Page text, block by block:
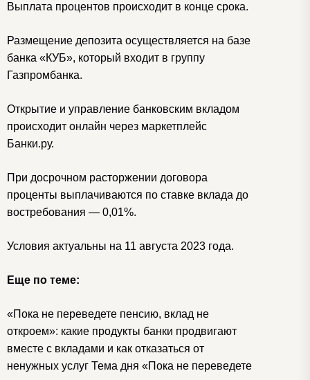
Выплата процентов происходит в конце срока.
Размещение депозита осуществляется на базе
банка «КУБ», который входит в группу
Газпромбанка.
Открытие и управление банковским вкладом
происходит онлайн через маркетплейс
Банки.ру.
При досрочном расторжении договора
проценты выплачиваются по ставке вклада до
востребования — 0,01%.
Условия актуальны на 11 августа 2023 года.
Еще по теме:
«Пока не переведете пенсию, вклад не
откроем»: какие продукты банки продвигают
вместе с вкладами и как отказаться от
ненужных услуг Тема дня «Пока не переведете